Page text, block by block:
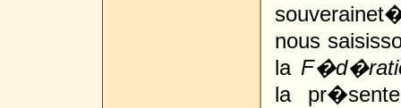
nous
la
la